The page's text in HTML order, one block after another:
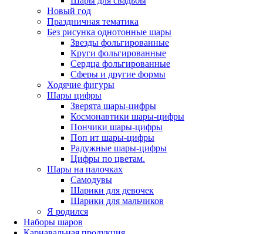
Новый год
Праздничная тематика
Без рисунка однотонные шары
Звезды фольгированные
Круги фольгированные
Сердца фольгированные
Сферы и другие формы
Ходячие фигуры
Шары цифры
Зверята шары-цифры
Космонавтики шары-цифры
Пончики шары-цифры
Поп ит шары-цифры
Радужные шары-цифры
Цифры по цветам.
Шары на палочках
Самодувы
Шарики для девочек
Шарики для мальчиков
Я родился
Наборы шаров